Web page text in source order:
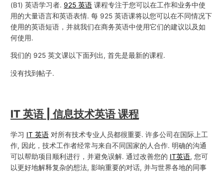
(B1) 英语学习者. 925 英语 课程专注于您可以在工作和业务中使
用的大量语言和英语表情. 每 925 英语课将以您可以在不同情况下
使用的英语短语，并就我们在商务英语中使用它们的建议以及如
何使用.
我们的 925 英文课以下面列出, 首先是最新的课程.
没有找到帖子.
IT 英语 | 信息技术英语 课程
学习 IT 英语 对所有技术专业人员都很重要. 许多公司在国际上工
作, 因此，技术工作者经常与来自不同国家的人合作. 明确的沟通
可以帮助项目顺利进行，并避免误解. 通过改善您的 IT英语, 您可
以更好地解释复杂的想法, 影响重要的对话, 并与世界各地的同事